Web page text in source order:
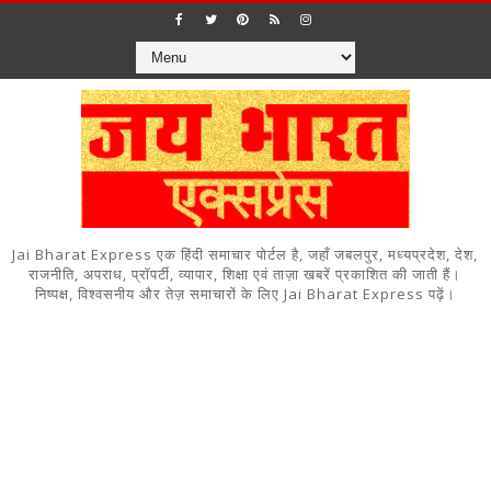
Jai Bharat Express एक हिंदी समाचार पोर्टल है, जहाँ जबलपुर, मध्यप्रदेश, देश,
राजनीति, अपराध, प्रॉपर्टी, व्यापार, शिक्षा एवं ताज़ा खबरें प्रकाशित की जाती हैं।
निष्पक्ष, विश्वसनीय और तेज़ समाचारों के लिए Jai Bharat Express पढ़ें।